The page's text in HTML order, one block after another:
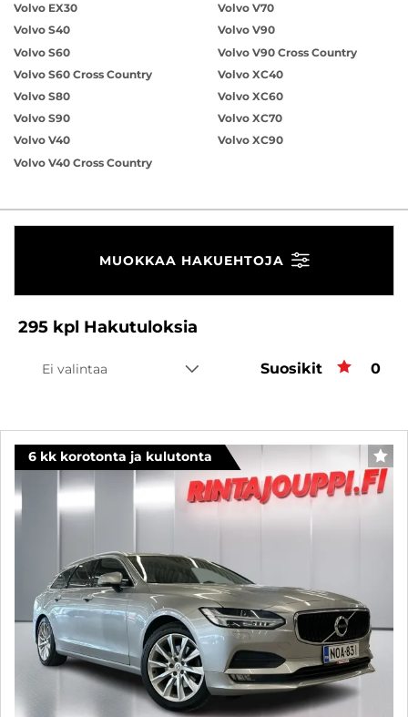
Volvo EX30
Volvo S40
Volvo S60
Volvo S60 Cross Country
Volvo S80
Volvo S90
Volvo V40
Volvo V40 Cross Country
Volvo V70
Volvo V90
Volvo V90 Cross Country
Volvo XC40
Volvo XC60
Volvo XC70
Volvo XC90
MUOKKAA HAKUEHTOJA
295 kpl Hakutuloksia
Ei valintaa Suosikit 0
6 kk korotonta ja kulutonta